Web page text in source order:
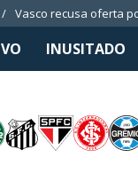
Vasco recusa oferta
INUSITADO